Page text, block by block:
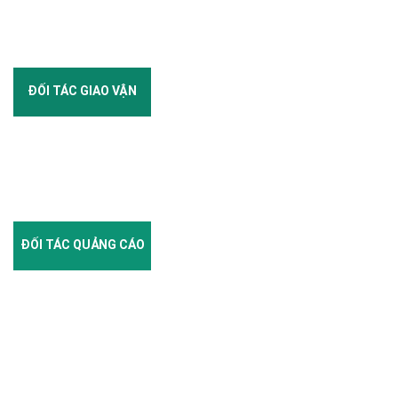
ĐỐI TÁC GIAO VẬN
ĐỐI TÁC QUẢNG CÁO